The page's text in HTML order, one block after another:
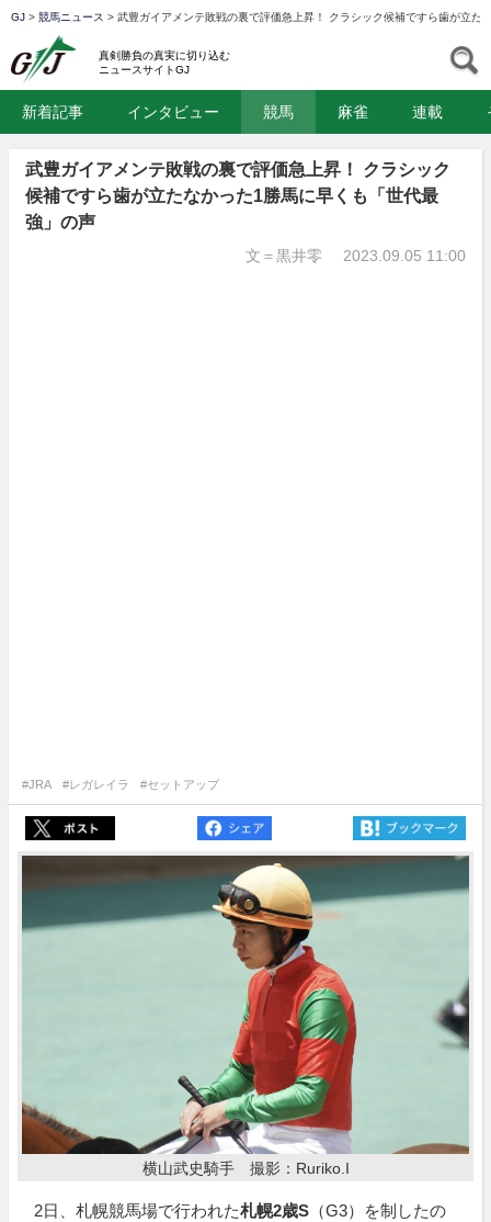
GJ > 競馬ニュース > 武豊ガイアメンテ敗戦の裏で評価急上昇！ クラシック候補ですら歯が立た
真剣勝負の真実に切り込む
ニュースサイトGJ
新着記事 インタビュー 競馬 麻雀 連載
武豊ガイアメンテ敗戦の裏で評価急上昇！ クラシック
候補ですら歯が立たなかった1勝馬に早くも「世代最
強」の声
文＝黒井零 2023.09.05 11:00
#JRA #レガレイラ #セットアップ
横山武史騎手 撮影：Ruriko.I
2日、札幌競馬場で行われた札幌2歳S （G3）を制したの